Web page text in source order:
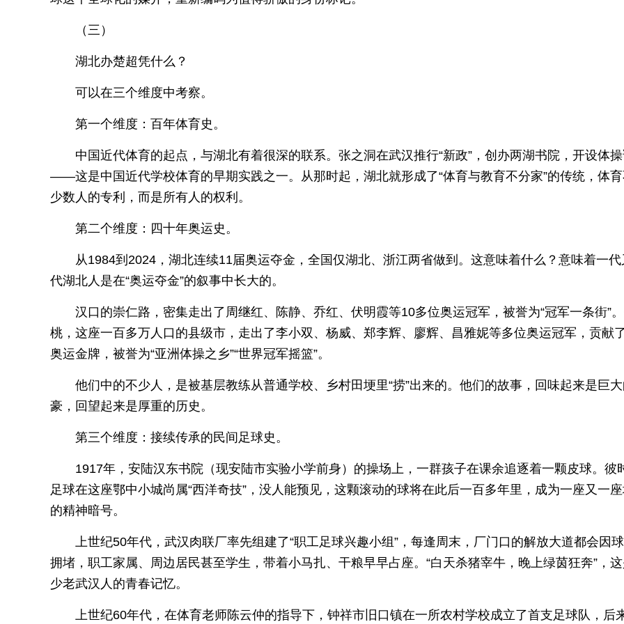
（三）
湖北办楚超凭什么？
可以在三个维度中考察。
第一个维度：百年体育史。
中国近代体育的起点，与湖北有着很深的联系。张之洞在武汉推行“新政”，创办两湖书院，开设体
——这是中国近代学校体育的早期实践之一。从那时起，湖北就形成了“体育与教育不分家”的传统，体
少数人的专利，而是所有人的权利。
第二个维度：四十年奥运史。
从1984到2024，湖北连续11届奥运夺金，全国仅湖北、浙江两省做到。这意味着什么？意味着一代
代湖北人是在“奥运夺金”的叙事中长大的。
汉口的崇仁路，密集走出了周继红、陈静、乔红、伏明霞等10多位奥运冠军，被誉为“冠军一条街”
桃，这座一百多万人口的县级市，走出了李小双、杨威、郑李辉、廖辉、昌雅妮等多位奥运冠军，贡献
奥运金牌，被誉为“亚洲体操之乡”“世界冠军摇篮”。
他们中的不少人，是被基层教练从普通学校、乡村田埂里“捞”出来的。他们的故事，回味起来是巨大
豪，回望起来是厚重的历史。
第三个维度：接续传承的民间足球史。
1917年，安陆汉东书院（现安陆市实验小学前身）的操场上，一群孩子在课余追逐着一颗皮球。彼
足球在这座鄂中小城尚属“西洋奇技”，没人能预见，这颗滚动的球将在此后一百多年里，成为一座又一
的精神暗号。
上世纪50年代，武汉肉联厂率先组建了“职工足球兴趣小组”，每逢周末，厂门口的解放大道都会因
拥堵，职工家属、周边居民甚至学生，带着小马扎、干粮早早占座。“白天杀猪宰牛，晚上绿茵狂奔”，
少老武汉人的青春记忆。
上世纪60年代，在体育老师陈云仲的指导下，钟祥市旧口镇在一所农村学校成立了首支足球队，后